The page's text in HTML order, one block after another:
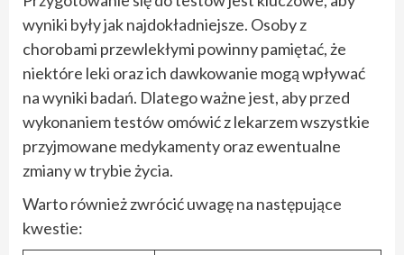
wyniki były jak najdokładniejsze. Osoby z
chorobami przewlekłymi powinny pamiętać, że
niektóre leki oraz ich dawkowanie mogą wpływać
na wyniki badań. Dlatego ważne jest, aby przed
wykonaniem testów omówić z lekarzem wszystkie
przyjmowane medykamenty oraz ewentualne
zmiany w trybie życia.
Warto również zwrócić uwagę na następujące
kwestie: